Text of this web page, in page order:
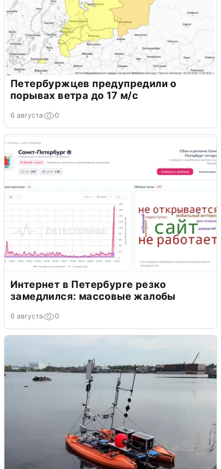
Петербуржцев предупредили о
порывах ветра до 17 м/с
6 августа 0
Интернет в Петербурге резко
замедлился: массовые жалобы
6 августа 0